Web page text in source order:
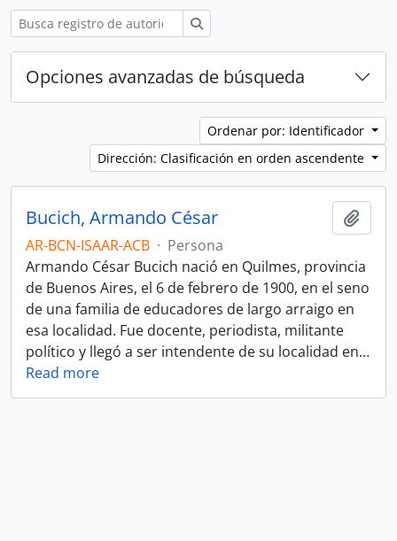
Opciones avanzadas de búsqueda
Ordenar por: Identificador
Dirección: Clasificación en orden ascendente
Bucich, Armando César
AR-BCN-ISAAR-ACB · Persona
Armando César Bucich nació en Quilmes, provincia
de Buenos Aires, el 6 de febrero de 1900, en el seno
de una familia de educadores de largo arraigo en
esa localidad. Fue docente, periodista, militante
político y llegó a ser intendente de su localidad en…
Read more